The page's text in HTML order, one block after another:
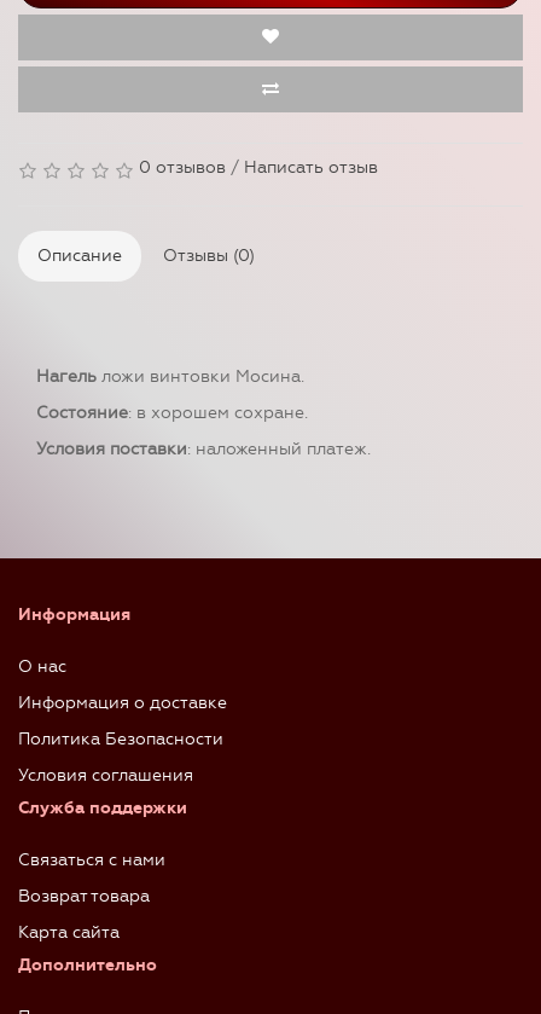
0 отзывов / Написать отзыв
Описание Отзывы (0)
Нагель ложи винтовки Мосина.
Состояние: в хорошем сохране.
Условия поставки: наложенный платеж.
Информация
О нас
Информация о доставке
Политика Безопасности
Условия соглашения
Служба поддержки
Связаться с нами
Возврат товара
Карта сайта
Дополнительно